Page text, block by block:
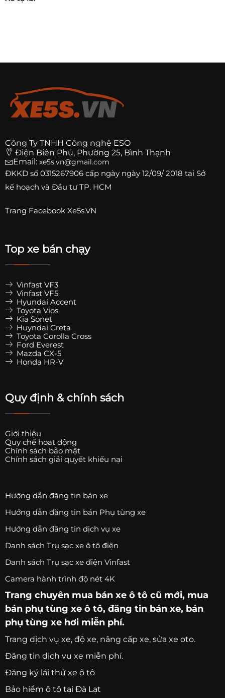
Công Ty TNHH Công nghệ ESO
Điện Biên Phủ, Phường 25, Bình Thạnh
Email: xe5s.vn@gmail.com
ĐKKD số 0315267906 cấp ngày ngày 12/09/ 2018 tại Sở
kế hoạch và Đầu tư TP. HCM
Trang Facebook Xe5s.VN
Top xe bán chạy
Vinfast VF3
Vinfast VF5
Hyundai Accent
Toyota Vios
Kia Sonet
Huyndai Creta
Toyota Corolla Cross
Ford Everest
Mazda CX-5
Honda HR-V
Quy định & chính sách
Giới thiệu
Quy chế hoạt động
Chính sách bảo mật
Chính sách giải quyết khiếu nại
Hướng dẫn đăng tin bán xe
Hướng dẫn đăng tin bán Phụ tùng xe
Hướng dẫn đăng tin dịch vụ xe
Danh sách Trụ sạc xe ô tô điện
Danh sách Trụ sạc xe điện Vinfast
Camera hành trình độ nét 4K
Trang chuyên mua bán xe ô tô cũ mới, mua
bán phụ tùng xe ô tô, đăng tin bán xe, bán
phụ tùng xe hơi miễn phí.
Trang dịch vụ xe, độ xe, nâng cấp xe, sửa xe oto.
Đăng tin dịch vụ xe miễn phí.
Đăng ký lái thử xe ô tô
Bảo hiểm ô tô tại Đà Lạt